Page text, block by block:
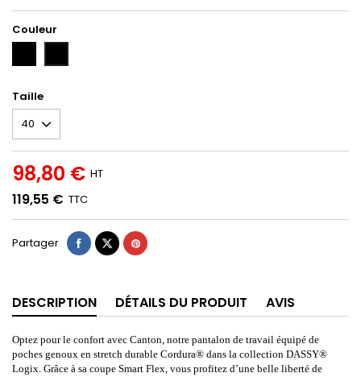
Couleur
NOIR/JAUNE
FLUO NUIT/FLUO
Taille
98,80 € HT
119,55 € TTC
Partager
DESCRIPTION DÉTAILS DU PRODUIT AVIS
Optez pour le confort avec Canton, notre pantalon de travail équipé de
poches genoux en stretch durable Cordura® dans la collection DASSY®
Logix. Grâce à sa coupe Smart Flex, vous profitez d’une belle liberté de